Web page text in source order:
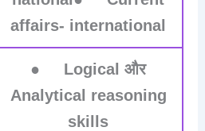
affairs- international
● Logical और
Analytical reasoning
skills